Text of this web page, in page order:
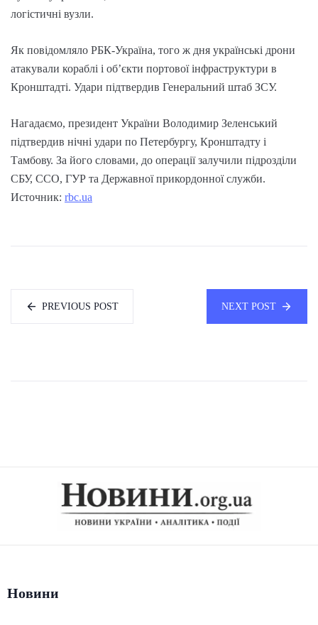
логістичні вузли.
Як повідомляло РБК-Україна, того ж дня українські дрони
атакували кораблі і об’єкти портової інфраструктури в
Кронштадті. Удари підтвердив Генеральний штаб ЗСУ.
Нагадаємо, президент України Володимир Зеленський
підтвердив нічні удари по Петербургу, Кронштадту і
Тамбову. За його словами, до операції залучили підрозділи
СБУ, ССО, ГУР та Державної прикордонної служби.
Источник: rbc.ua
PREVIOUS POST NEXT POST
Новини